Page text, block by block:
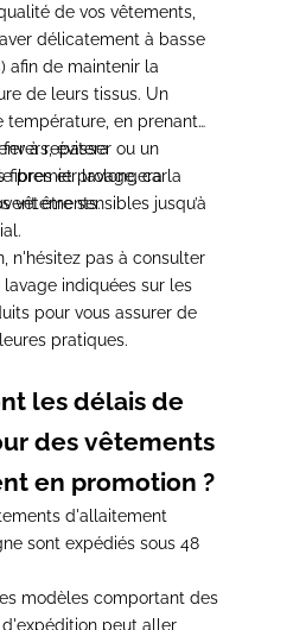
de vos vêtements,
délicatement à basse
afin de maintenir la
de leurs tissus. Un
température, en prenant
évitera
fibres et prolongera la
vêtements.
à repasser ou un
premier lavage, car
être sensibles jusqu’à
n'hésitez pas à consulter
lavage indiquées sur les
pour vous assurer de
pratiques.
les délais de
des vêtements
en promotion ?
d'allaitement
sont expédiés sous 48
modèles comportant des
d'expédition peut aller